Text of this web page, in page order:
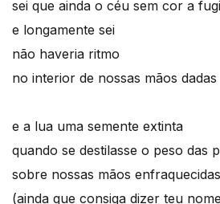
sei que ainda o céu sem cor a
e longamente sei
não haveria ritmo
no interior de nossas mãos dadas
e a lua uma semente extinta
quando se destilasse o peso das
sobre nossas mãos enfraquecidas
(ainda que consiga dizer teu nome